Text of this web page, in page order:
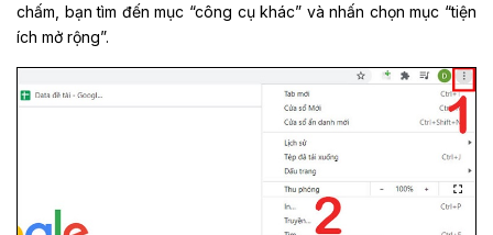
chấm, bạn tìm đến mục “công cụ khác” và nhấn chọn mục “tiện
ích mở rộng”.